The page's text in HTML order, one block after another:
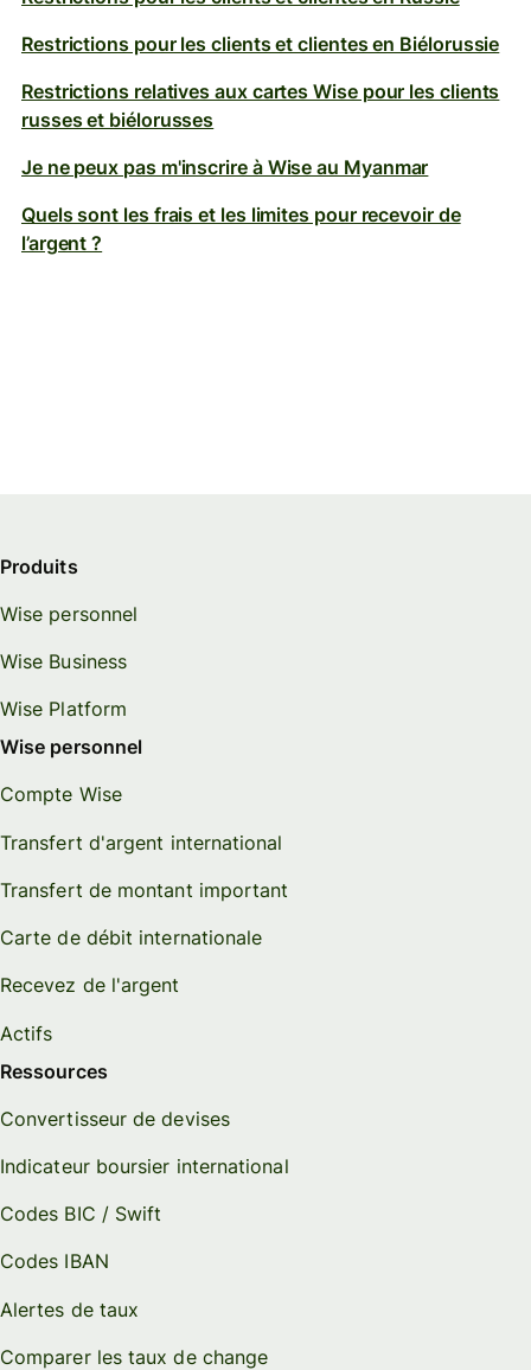
Restrictions pour les clients et clientes en Biélorussie
Restrictions relatives aux cartes Wise pour les clients
russes et biélorusses
Je ne peux pas m'inscrire à Wise au Myanmar
Quels sont les frais et les limites pour recevoir de
l’argent ?
Produits
Wise personnel
Wise Business
Wise Platform
Wise personnel
Compte Wise
Transfert d'argent international
Transfert de montant important
Carte de débit internationale
Recevez de l'argent
Actifs
Ressources
Convertisseur de devises
Indicateur boursier international
Codes BIC / Swift
Codes IBAN
Alertes de taux
Comparer les taux de change